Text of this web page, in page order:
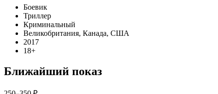
Боевик
Триллер
Криминальный
Великобритания, Канада, США
2017
18+
Ближайший показ